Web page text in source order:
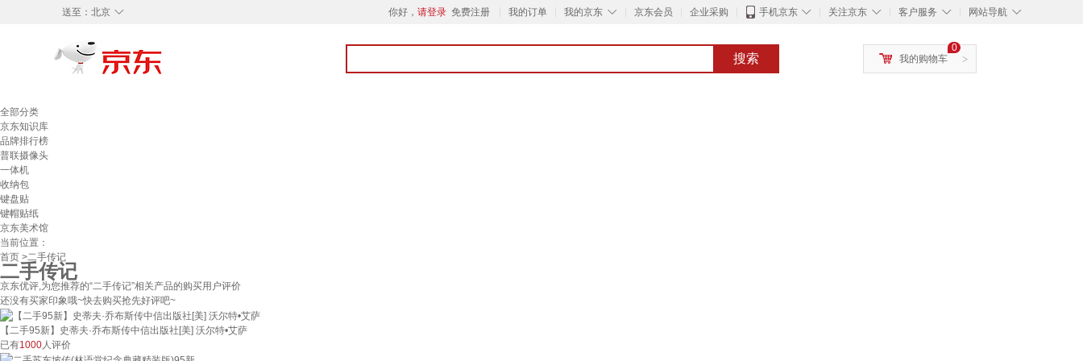
◇
送至： 北京 你好， 请登录 免费注册 我的订单 ◇
我的京东 京东会员 企业采购 ◇
手机京东 ◇
关注京东 ◇
客户服务 ◇
网站导航
搜索 >
0
我的购物车
全部分类
京东知识库
品牌排行榜
普联摄像头
一体机
收纳包
键盘贴
键帽贴纸
京东美术馆
当前位置：
首页 >二手传记
二手传记
京东优评,为您推荐的“二手传记”相关产品的购买用户评价
还没有买家印象哦~快去购买抢先好评吧~
【二手95新】史蒂夫·乔布斯传中信出版社[美] 沃尔特•艾萨
已有1000人评价